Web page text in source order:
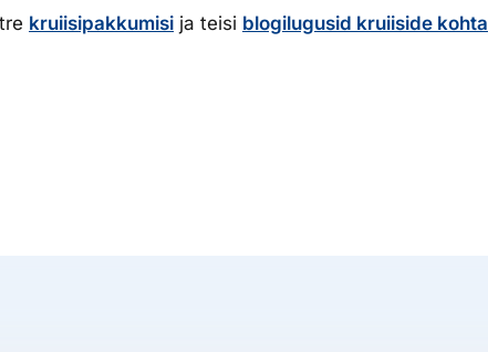
kruiisipakkumisi ja teisi blogilugusid kruiiside kohta